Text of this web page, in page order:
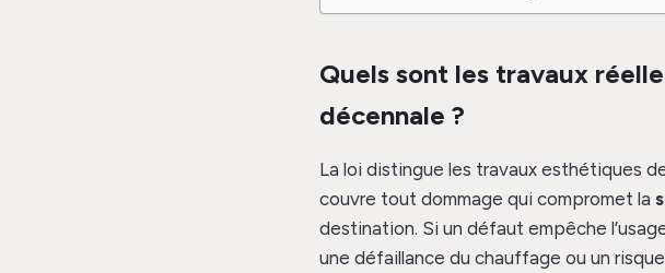
Quels sont les travaux
décennale ?
La loi distingue les travaux esthétiques
couvre tout dommage qui compromet la
destination. Si un défaut empêche
une défaillance du chauffage ou un